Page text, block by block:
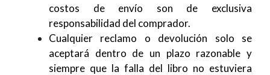
costos de envío son de exclusiva
responsabilidad del comprador.
Cualquier reclamo o devolución solo se
aceptará dentro de un plazo razonable y
siempre que la falla del libro no estuviera